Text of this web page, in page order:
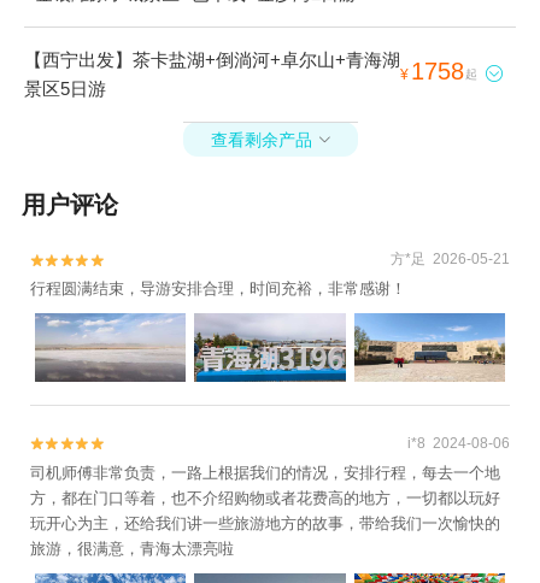
【西宁出发】茶卡盐湖+倒淌河+卓尔山+青海湖
景区5日游
¥ 1758起 
查看剩余产品 
用户评论

 方*足 2026-05-21
行程圆满结束，导游安排合理，时间充裕，非常感谢！

 i*8 2024-08-06
司机师傅非常负责，一路上根据我们的情况，安排行程，每去一个地
方，都在门口等着，也不介绍购物或者花费高的地方，一切都以玩好
玩开心为主，还给我们讲一些旅游地方的故事，带给我们一次愉快的
旅游，很满意，青海太漂亮啦